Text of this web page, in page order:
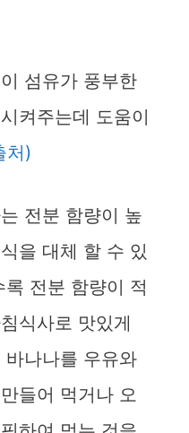
섬유가 풍부한
켜주는데 도움이
처)
전분 함량이 높
을 대체 할 수 있
전분 함량이 적
식사로 맛있게
나나를 우유와
들어 먹거나 오